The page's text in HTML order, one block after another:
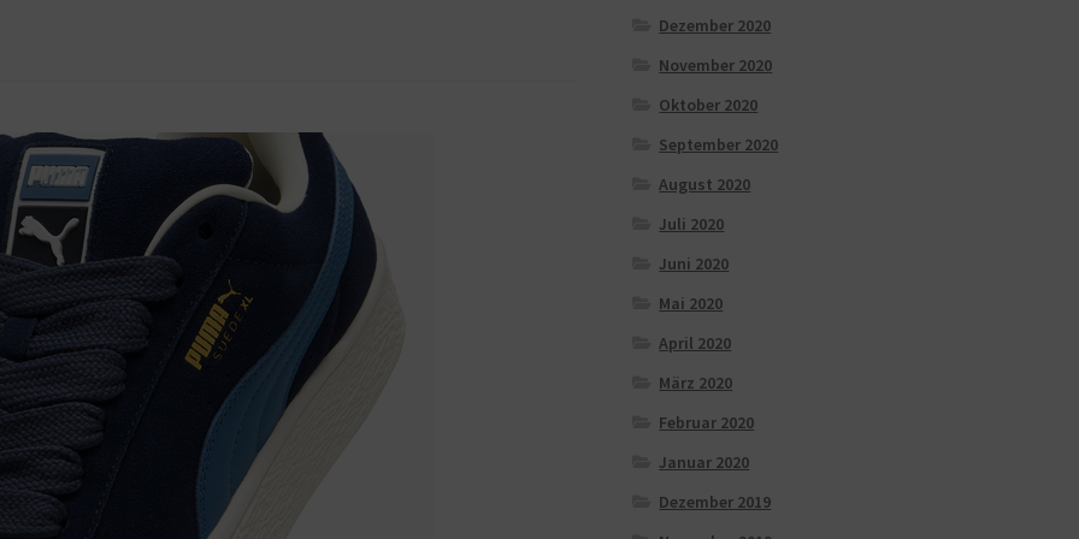
Dezember 2020
November 2020
Oktober 2020
September 2020
August 2020
Juli 2020
Juni 2020
Mai 2020
April 2020
März 2020
Februar 2020
Januar 2020
Dezember 2019